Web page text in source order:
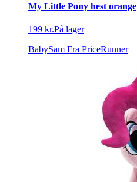
My Little Pony hest orange
199 kr.På lager
BabySam Fra PriceRunner